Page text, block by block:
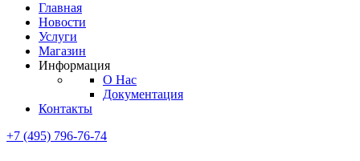
Главная
Новости
Услуги
Магазин
Информация
О Нас
Документация
Контакты
+7 (495) 796-76-74